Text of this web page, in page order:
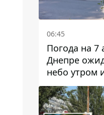
06:45
Погода на 7
Днепре
небо утром
после обеда